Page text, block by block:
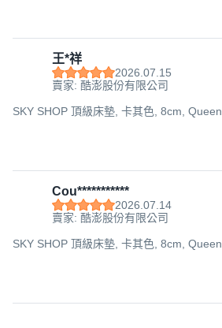
王*祥
2026.07.15
賣家: 酷澎股份有限公司
SKY SHOP 頂級床墊, 卡其色, 8cm, Queen
Cou***********
2026.07.14
賣家: 酷澎股份有限公司
SKY SHOP 頂級床墊, 卡其色, 8cm, Queen